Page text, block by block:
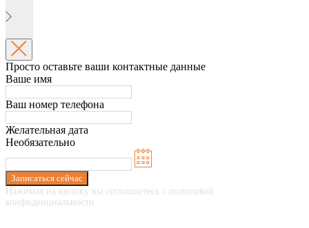
Просто оставьте ваши контактные данные
Ваше имя
Ваш номер телефона
Желательная дата
Необязательно
Записаться сейчас
Нажимая на кнопку вы соглашаетесь с политикой
конфиденциальности